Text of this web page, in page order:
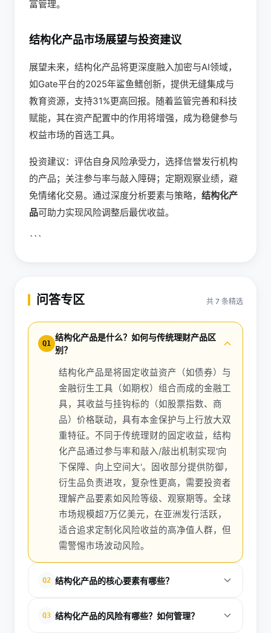
富管理。
结构化产品市场展望与投资建议
展望未来，结构化产品将更深度融入加密与AI领域，
如Gate平台的2025年鲨鱼鳍创新，提供无缝集成与
教育资源，支持31%更高回报。随着监管完善和科技
赋能，其在资产配置中的作用将增强，成为稳健参与
权益市场的首选工具。
投资建议：评估自身风险承受力，选择信誉发行机构
的产品；关注参与率与敲入障碍；定期观察业绩，避
免情绪化交易。通过深度分析要素与策略， 结构化产
品可助力实现风险调整后最优收益。
```
问答专区 共 7 条精选
Q1
结构化产品是什么？如何与传统理财产品区
别？
结构化产品是将固定收益资产（如债券）与
金融衍生工具（如期权）组合而成的金融工
具，其收益与挂钩标的（如股票指数、商
品）价格联动，具有本金保护与上行放大双
重特征。不同于传统理财的固定收益，结构
化产品通过参与率和敲入/敲出机制实现'向
下保障、向上空间大'。固收部分提供防御，
衍生品负责进攻，复杂性更高，需要投资者
理解产品要素如风险等级、观察期等。全球
市场规模超7万亿美元，在亚洲发行活跃，
适合追求定制化风险收益的高净值人群，但
需警惕市场波动风险。
Q2 结构化产品的核心要素有哪些？
放频率、分红安排、挂钩标的、行权/敲入/敲出价
Q3 结构化产品的风险有哪些？如何管理？